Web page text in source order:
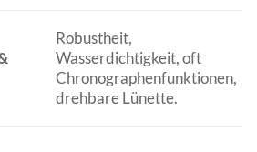
Robustheit,
Wasserdichtigkeit, oft
Chronographenfunktionen,
drehbare Lünette.